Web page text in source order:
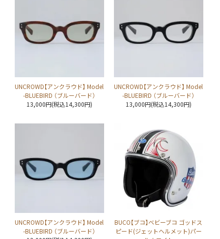
UNCROWD【アンクラウド】 Model
-BLUEBIRD （ブルーバード）
13,000円(税込14,300円)
UNCROWD【アンクラウド】 Model
-BLUEBIRD （ブルーバード）
13,000円(税込14,300円)
UNCROWD【アンクラウド】 Model
-BLUEBIRD （ブルーバード）
BUCO【ブコ】ベビーブコ ゴッドス
ピード(ジェットヘルメット)パー